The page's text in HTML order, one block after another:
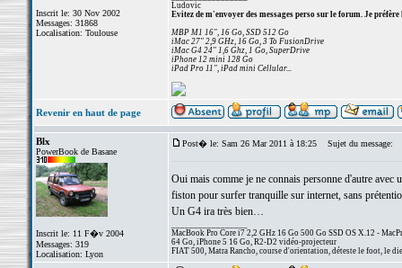
Inscrit le: 30 Nov 2002
Messages: 31868
Localisation: Toulouse
Ludovic
Evitez de m'envoyer des messages perso sur le forum. Je préfère
MBP M1 16", 16 Go, SSD 512 Go
iMac 27" 2,9 GHz, 16 Go, 3 To FusionDrive
iMac G4 24" 1,6 Ghz, 1 Go, SuperDrive
iPhone 12 mini 128 Go
iPad Pro 11", iPad mini Cellular...
Revenir en haut de page
Blx
PowerBook de Basane
Inscrit le: 11 F�v 2004
Messages: 319
Localisation: Lyon
Post� le: Sam 26 Mar 2011 à 18:25 Sujet du message:
Oui mais comme je ne connais personne d'autre avec
fiston pour surfer tranquille sur internet, sans
Un G4 ira très bien…
MacBook Pro Core i7 2,2 GHz 16 Go 500 Go SSD OS X.12 -
64 Go, iPhone 5 16 Go, R2-D2 vidéo-projecteur
FIAT 500, Matra Rancho, course d'orientation, déteste le foot, le